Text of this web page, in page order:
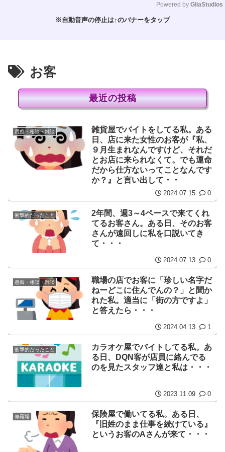
Powered by GliaStudios
※自動音声の停止は↑のバナーをタップ
お客
最近の投稿
愚痴・相談・雑談
雑貨屋でバイトをしてる私。ある
日、店に来た女性のお客が『私、
９月生まれなんですけど、それだ
とお店に来られなくて。でも運命
だから仕方ないってことなんです
か？』と言い出して・・
2024.07.15 0
衝撃的だったこと
2年間、週3～4ペースで来てくれ
てるお客さん。ある日、そのお客
さんが遠回しに私を口説いてき
て・・・
2024.07.13 0
愚痴・相談・雑談
職場の店でお客に「珍しい名字だ
ねーどこに住んでんの？」と聞か
れた私。適当に「街の方ですよ」
と答えたら・・・
2024.04.13 1
衝撃的だったこと
カラオケ屋でバイトしてる私。あ
る日、DQN客が店員に絡んでる
のを見たスタッフ達と私は・・・
2023.11.09 0
修羅場
保険屋で働いてる私。ある日、
『旧姓のまま仕事を続けている』
というお客のAさんが来て・・・